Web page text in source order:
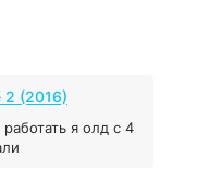
2 (2016)
я олд с 4